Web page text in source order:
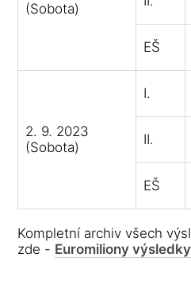
(Sobota)
EŠ
2. 9. 2023
(Sobota)
I.
II.
EŠ
Kompletní archiv všech
zde - Euromiliony výsledky